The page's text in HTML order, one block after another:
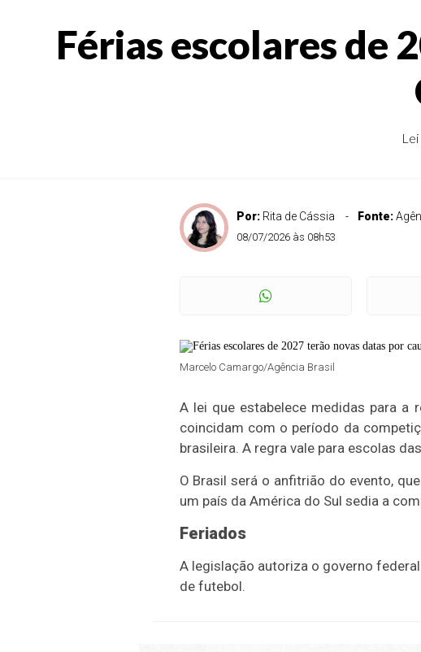
Férias escolares de
Por: Rita de Cássia Fonte:
08/07/2026 às 08h53
Marcelo Camargo/Agência Brasil
A lei que estabelece medidas para a
coincidam com o período da
brasileira. A regra vale para escolas
O Brasil será o anfitrião do evento,
um país da América do Sul sedia a
Feriados
A legislação autoriza o governo
de futebol.